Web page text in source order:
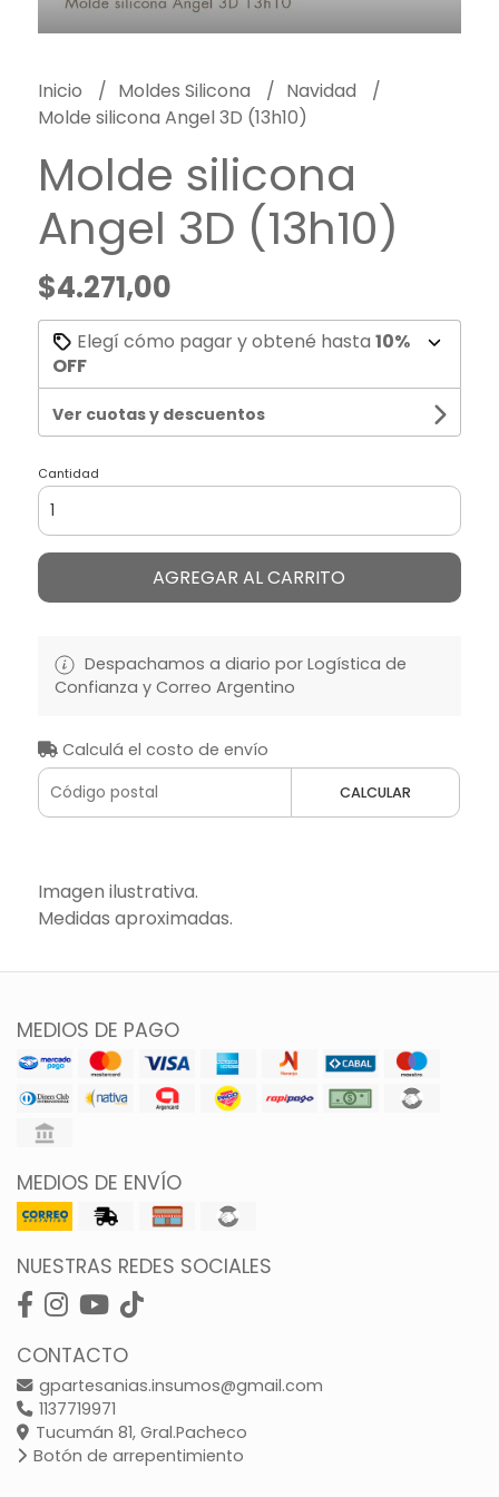
Inicio Moldes Silicona
Navidad
Molde silicona Angel 3D (13h10)
Molde silicona
Angel 3D (13h10)
$4.271,00
Elegí cómo pagar y obtené hasta 10%
OFF
Ver cuotas y descuentos
Cantidad
AGREGAR AL CARRITO
Despachamos a diario por Logística de
Confianza y Correo Argentino
Calculá el costo de envío
CALCULAR
Imagen ilustrativa.
Medidas aproximadas.
MEDIOS DE PAGO
MEDIOS DE ENVÍO
NUESTRAS REDES SOCIALES
CONTACTO
gpartesanias.insumos@gmail.com
1137719971
Tucumán 81, Gral.Pacheco
Botón de arrepentimiento